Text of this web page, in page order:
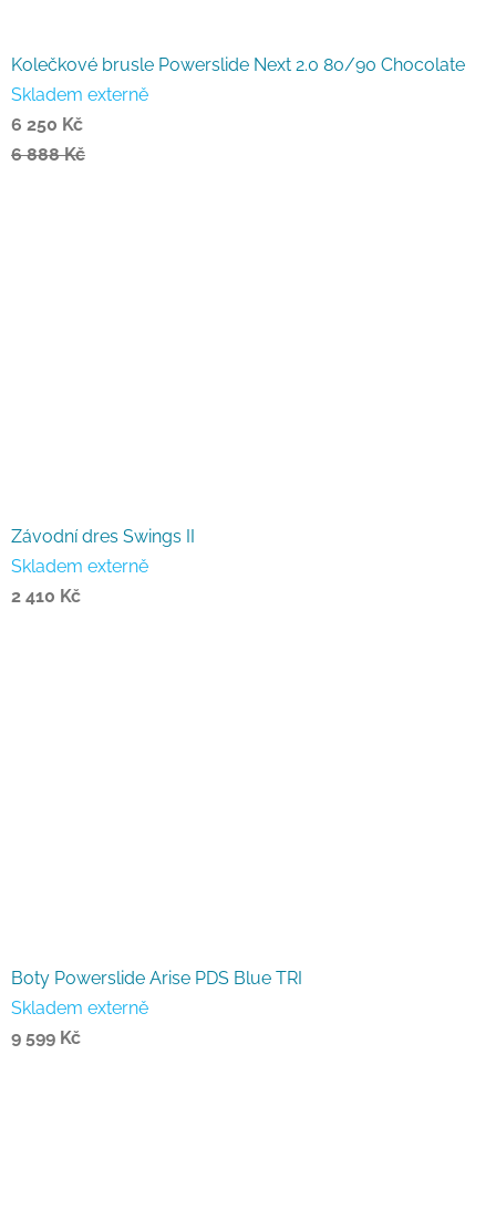
Kolečkové brusle Powerslide Next 2.0 80/90 Chocolate
Skladem externě
6 250 Kč
6 888 Kč
Závodní dres Swings II
Skladem externě
2 410 Kč
Boty Powerslide Arise PDS Blue TRI
Skladem externě
9 599 Kč